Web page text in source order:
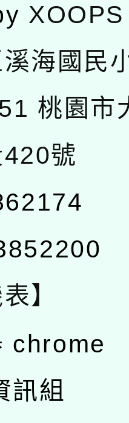
XOOPS
海國民
桃園市
號
】
chrome
訊組